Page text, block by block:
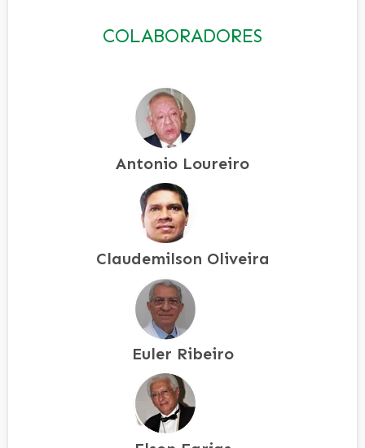
COLABORADORES
Antonio Loureiro
Claudemilson Oliveira
Euler Ribeiro